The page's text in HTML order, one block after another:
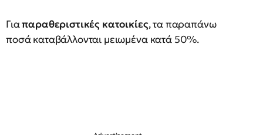
Γιαπαραθεριστικές κατοικίες, τα παραπάνω
ποσά καταβάλλονται μειωμένα κατά 50%.